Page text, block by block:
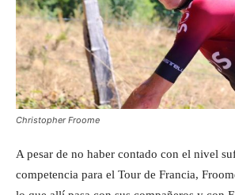
Christopher Froome
A pesar de no haber contado con el nivel
competencia para el Tour de Francia,